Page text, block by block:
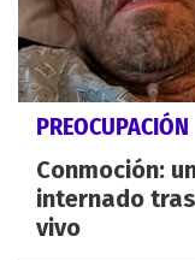
PREOCUPACIÓN
Conmoción:
internado
vivo